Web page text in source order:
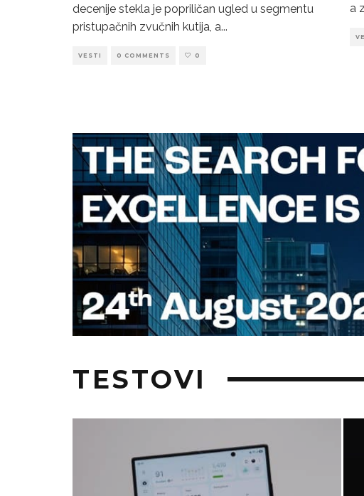
decenije stekla je popriličan ugled u segmentu
pristupačnih zvučnih kutija, a...
VESTI 0 COMMENTS 0
a
TESTOVI